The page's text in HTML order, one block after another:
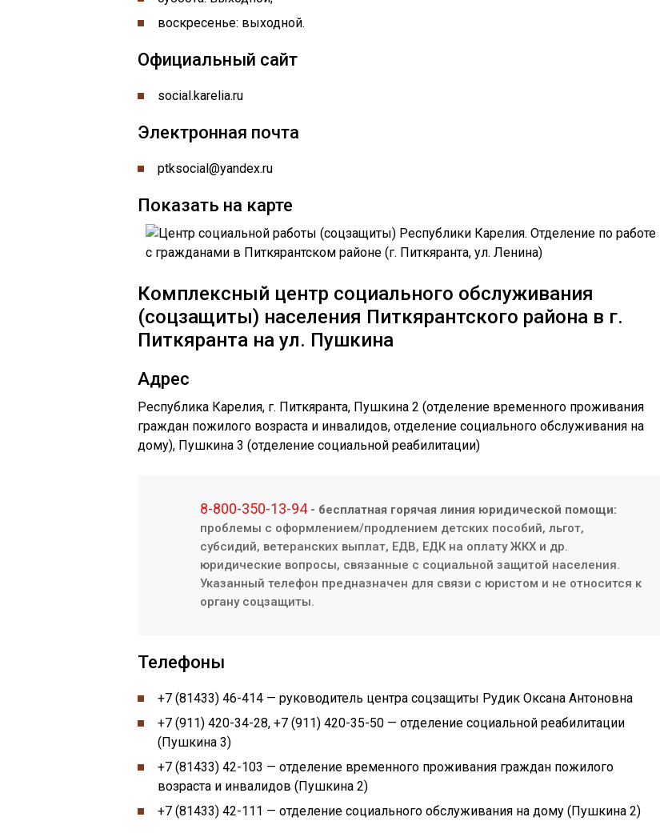
воскресенье: выходной.
Официальный сайт
social.karelia.ru
Электронная почта
ptksocial@yandex.ru
Показать на карте
Комплексный центр социального обслуживания
(соцзащиты) населения Питкярантского района в г.
Питкяранта на ул. Пушкина
Адрес
Республика Карелия, г. Питкяранта, Пушкина 2 (отделение временного проживания
граждан пожилого возраста и инвалидов, отделение социального обслуживания на
дому), Пушкина 3 (отделение социальной реабилитации)
8-800-350-13-94- бесплатная горячая линия юридической помощи:
проблемы с оформлением/продлением детских пособий, льгот,
субсидий, ветеранских выплат, ЕДВ, ЕДК на оплату ЖКХ и др.
юридические вопросы, связанные с социальной защитой населения.
Указанный телефон предназначен для связи с юристом и не относится к
органу соцзащиты.
Телефоны
+7 (81433) 46-414 — руководитель центра соцзащиты Рудик Оксана Антоновна
+7 (911) 420-34-28, +7 (911) 420-35-50 — отделение социальной реабилитации
(Пушкина 3)
+7 (81433) 42-103 — отделение временного проживания граждан пожилого
возраста и инвалидов (Пушкина 2)
+7 (81433) 42-111 — отделение социального обслуживания на дому (Пушкина 2)